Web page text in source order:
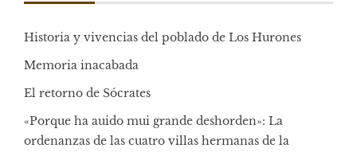
Historia y vivencias del poblado de Los Hurones
Memoria inacabada
El retorno de Sócrates
«Porque ha auido mui grande deshorden»: La
ordenanzas de las cuatro villas hermanas de la